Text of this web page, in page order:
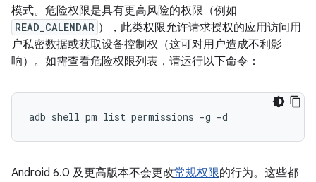
模式。危险权限是具有更高风险的权限（例如
READ_CALENDAR ），此类权限允许请求授权的应用访问用
户私密数据或获取设备控制权（这可对用户造成不利影
响）。如需查看危险权限列表，请运行以下命令：
adb shell pm list permissions -g -d
Android 6.0 及更高版本不会更改常规权限的行为。这些都